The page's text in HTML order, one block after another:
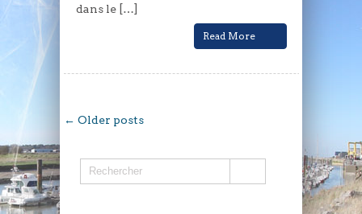
dans le […]
Read More
← Older posts